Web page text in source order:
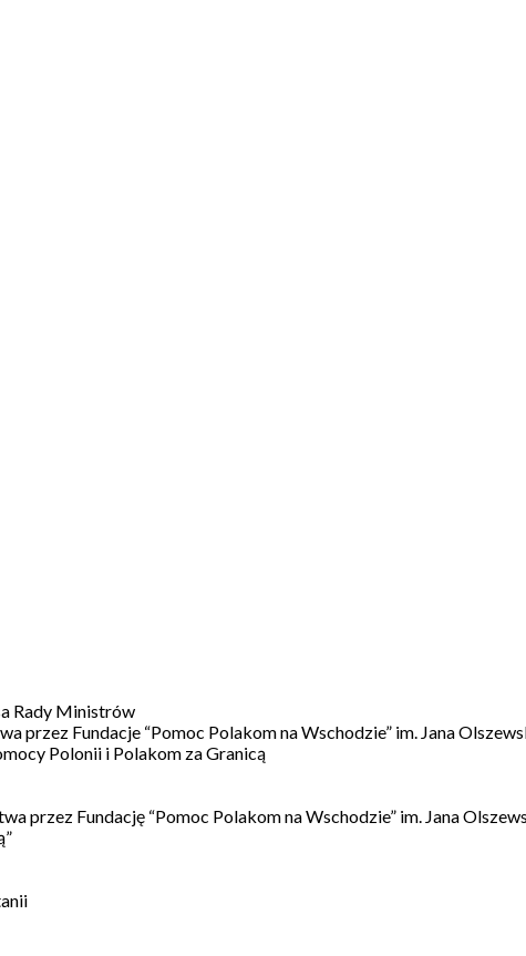
Rady Ministrów
przez Fundacje “Pomoc Polakom na Wschodzie” im. Jana
Polonii i Polakom za Granicą
przez Fundację “Pomoc Polakom na Wschodzie” im. Jana